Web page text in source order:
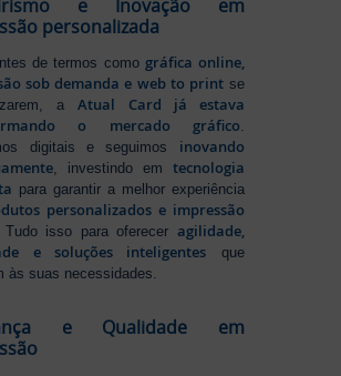
e Inovação em
personalizada
de termos como gráfica online,
sob demanda e web to printse
aAtual Card já estava
o mercado gráfico.
digitais e seguimos inovando
, investindo em tecnologia
para garantir a melhor experiência
personalizados e impressão
isso para oferecer agilidade,
e soluções inteligentes que
às suas necessidades.
e Qualidade em